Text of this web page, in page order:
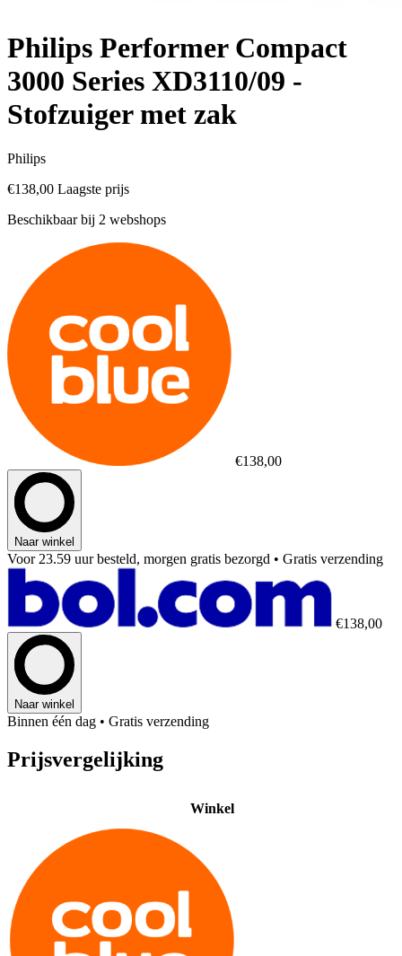
Philips Performer Compact
3000 Series XD3110/09 -
Stofzuiger met zak
Philips
€138,00 Laagste prijs
Beschikbaar bij 2 webshops
€138,00
Naar winkel
Voor 23.59 uur besteld, morgen gratis bezorgd • Gratis verzending
€138,00
Naar winkel
Binnen één dag • Gratis verzending
Prijsvergelijking
Winkel